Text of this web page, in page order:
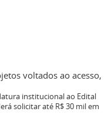
voltados ao acesso,
institucional ao Edital
solicitar até R$ 30 mil em